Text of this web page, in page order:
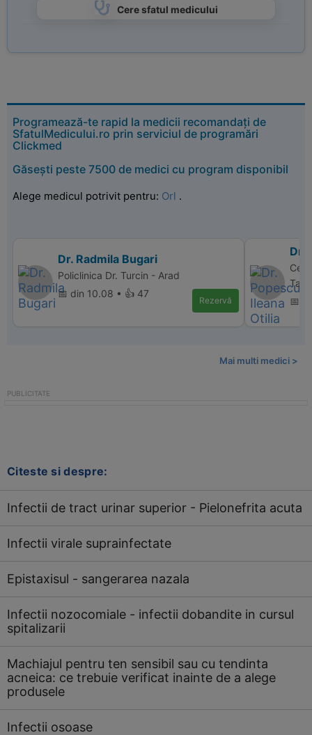
Cere sfatul medicului
Programează-te rapid la medicii recomandați de
SfatulMedicului.ro prin serviciul de programări
Clickmed
Găsești peste 7500 de medici cu program disponibil
Alege medicul potrivit pentru: Orl .
Dr. Radmila Bugari
Policlinica Dr. Turcin - Arad
📅 din 10.08 • 👍 47
Rezervă
Dr.
📅
Mai multi medici >
Citeste si despre:
Infectii de tract urinar superior - Pielonefrita acuta
Infectii virale suprainfectate
Epistaxisul - sangerarea nazala
Infectii nozocomiale - infectii dobandite in cursul
spitalizarii
Machiajul pentru ten sensibil sau cu tendinta
acneica: ce trebuie verificat inainte de a alege
produsele
Infectii osoase